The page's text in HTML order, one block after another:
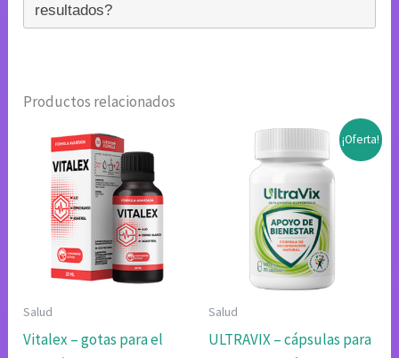
resultados?
Productos relacionados
Salud
Vitalex – gotas para el
¡Oferta!
Salud
ULTRAVIX – cápsulas para